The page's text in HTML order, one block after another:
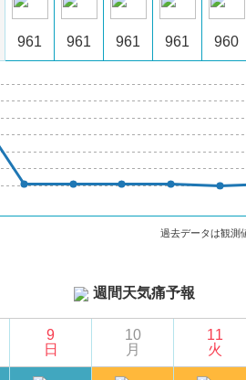
961 961 961 961 960
過去データは観測
週間天気痛予報
9
日
10
月
11
火